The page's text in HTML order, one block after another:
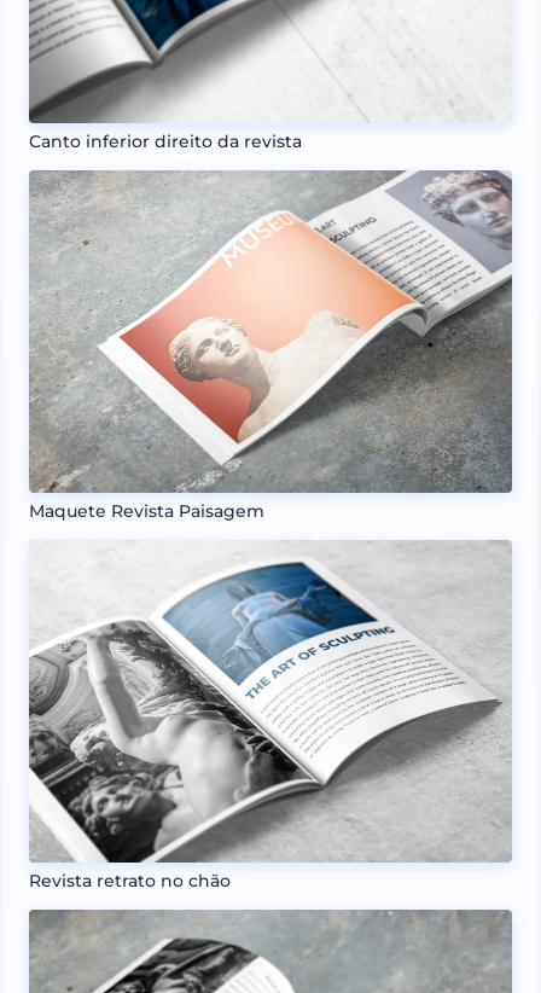
Canto inferior direito da revista
Maquete Revista Paisagem
Revista retrato no chão